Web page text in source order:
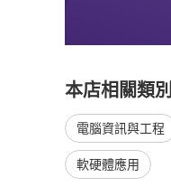
本店相關類別
電腦資訊與工程
軟硬體應用